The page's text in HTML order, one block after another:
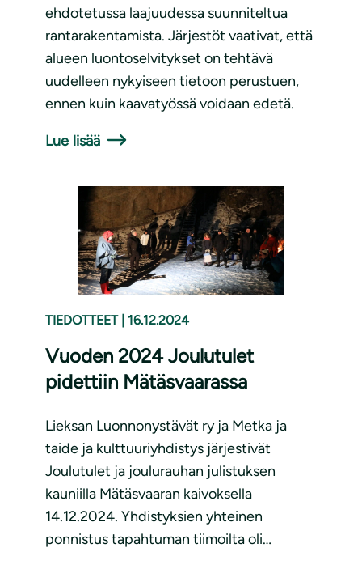
ehdotetussa laajuudessa suunniteltua
rantarakentamista. Järjestöt vaativat, että
alueen luontoselvitykset on tehtävä
uudelleen nykyiseen tietoon perustuen,
ennen kuin kaavatyössä voidaan edetä.
Lue lisää
TIEDOTTEET 16.12.2024
Vuoden 2024 Joulutulet
pidettiin Mätäsvaarassa
Lieksan Luonnonystävät ry ja Metka ja
taide ja kulttuuriyhdistys järjestivät
Joulutulet ja joulurauhan julistuksen
kauniilla Mätäsvaaran kaivoksella
14.12.2024. Yhdistyksien yhteinen
ponnistus tapahtuman tiimoilta oli…